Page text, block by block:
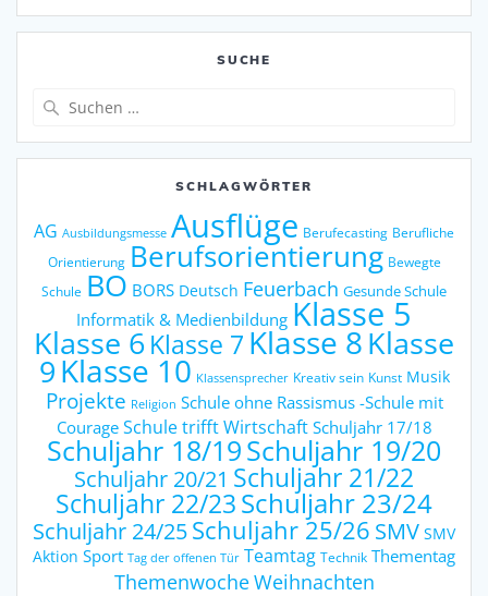
SUCHE
SCHLAGWÖRTER
AG Ausbildungsmesse Ausflüge Berufecasting Berufliche
Orientierung Berufsorientierung Bewegte
Schule BO BORS Deutsch Feuerbach Gesunde Schule
Informatik & Medienbildung Klasse 5
Klasse 6Klasse 7 Klasse 8Klasse
9Klasse 10 Klassensprecher Kreativ sein Kunst Musik
Projekte Religion Schule ohne Rassismus -Schule mit
Courage Schule trifft Wirtschaft Schuljahr 17/18
Schuljahr 18/19Schuljahr 19/20
Schuljahr 20/21 Schuljahr 21/22
Schuljahr 22/23Schuljahr 23/24
Schuljahr 24/25Schuljahr 25/26 SMV SMV
Aktion Sport Tag der offenen Tür Teamtag Technik Thementag
ThemenwocheWeihnachten